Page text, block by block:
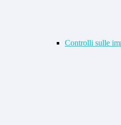
Controlli sulle